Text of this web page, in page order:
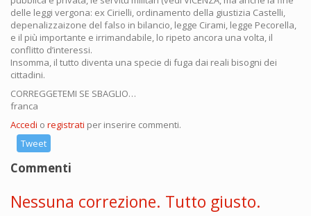
delle leggi vergona: ex Cirielli, ordinamento della giustizia Castelli,
depenalizzaizone del falso in bilancio, legge Cirami, legge Pecorella,
e il più importante e irrimandabile, lo ripeto ancora una volta, il
conflitto d’interessi.
Insomma, il tutto diventa una specie di fuga dai reali bisogni dei
cittadini.
CORREGGETEMI SE SBAGLIO…
franca
Accedi o registrati per inserire commenti.
Tweet
Commenti
Nessuna correzione. Tutto giusto.